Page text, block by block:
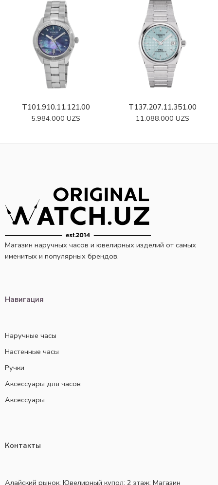
T101.910.11.121.00
5.984.000 UZS
T137.207.11.351.00
11.088.000 UZS
Магазин наручных часов и ювелирных изделий от самых
именитых и популярных брендов.
Навигация
Наручные часы
Настенные часы
Ручки
Аксессуары для часов
Аксессуары
Контакты
Алайский рынок; Ювелирный купол; 2 этаж; Магазин